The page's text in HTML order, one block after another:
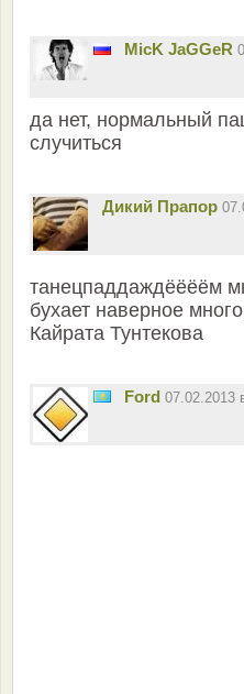
MicK JaGGeR
да нет, нормальный
случиться
Дикий Прапор
танецпаддаждёёёём
бухает наверное
Кайрата Тунтекова
Ford 07.02.2013